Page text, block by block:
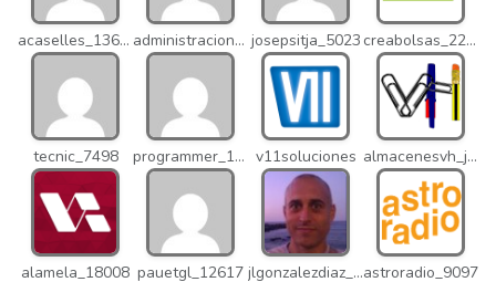
acaselles_13670 administracion_nhd josepsitja_5023 creabolsas_22110
tecnic_7498 programmer_12837 v11soluciones almacenesvh_jo2
alamela_18008 pauetgl_12617 jlgonzalezdiaz_12316astroradio_9097